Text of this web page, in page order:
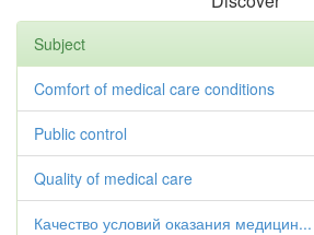
Subject
Comfort of medical care conditions
Public control
Quality of medical care
Качество условий оказания медицин...